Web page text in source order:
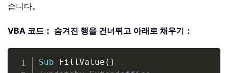
습니다。
VBA 코드： 숨겨진 행을 건너뛰고 아래로 채우기：
Sub FillValue ( )